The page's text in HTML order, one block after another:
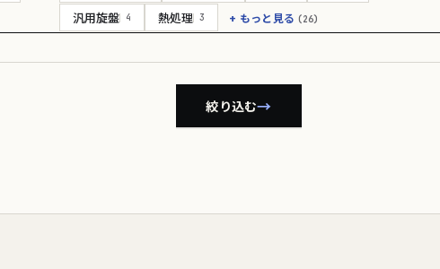
汎用旋盤 4 熱処理 3 + もっと見る (26)
絞り込む→